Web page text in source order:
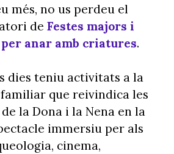
més, no us perdeu el
de Festes majors i
anar amb criatures.
dies teniu activitats a la
que reivindica les
la Dona i la Nena en la
immersiu per als
cinema,